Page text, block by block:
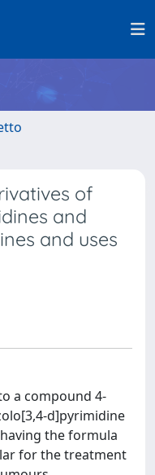
of
and
and uses
a compound 4-
d]pyrimidine
the formula
for the treatment